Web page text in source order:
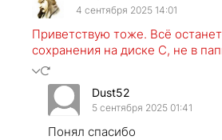
4 сентября 2025 14:01
Приветствую тоже. Всё
сохранения на диске С, не в
Dust52
5 сентября 2025 01:41
Понял спасибо